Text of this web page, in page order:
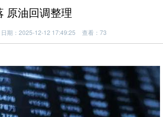
原油回调整理
日期：2025-12-12 17:49:25 查看：73